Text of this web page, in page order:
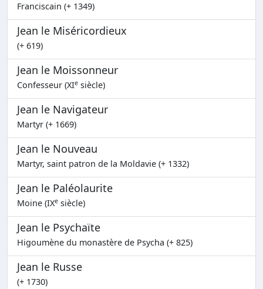
Franciscain (+ 1349)
Jean le Miséricordieux
(+ 619)
Jean le Moissonneur
Confesseur (XIe siècle)
Jean le Navigateur
Martyr (+ 1669)
Jean le Nouveau
Martyr, saint patron de la Moldavie (+ 1332)
Jean le Paléolaurite
Moine (IXe siècle)
Jean le Psychaïte
Higoumène du monastère de Psycha (+ 825)
Jean le Russe
(+ 1730)